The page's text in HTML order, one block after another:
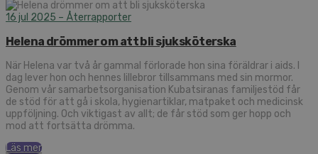
16 jul 2025 – Återrapporter
Helena drömmer om att bli sjuksköterska
När Helena var två år gammal förlorade hon sina föräldrar i aids. I
dag lever hon och hennes lillebror tillsammans med sin mormor.
Genom vår samarbetsorganisation Kubatsiranas familjestöd får
de stöd för att gå i skola, hygienartiklar, matpaket och medicinsk
uppföljning. Och viktigast av allt; de får stöd som ger hopp och
mod att fortsätta drömma.
Läs mer